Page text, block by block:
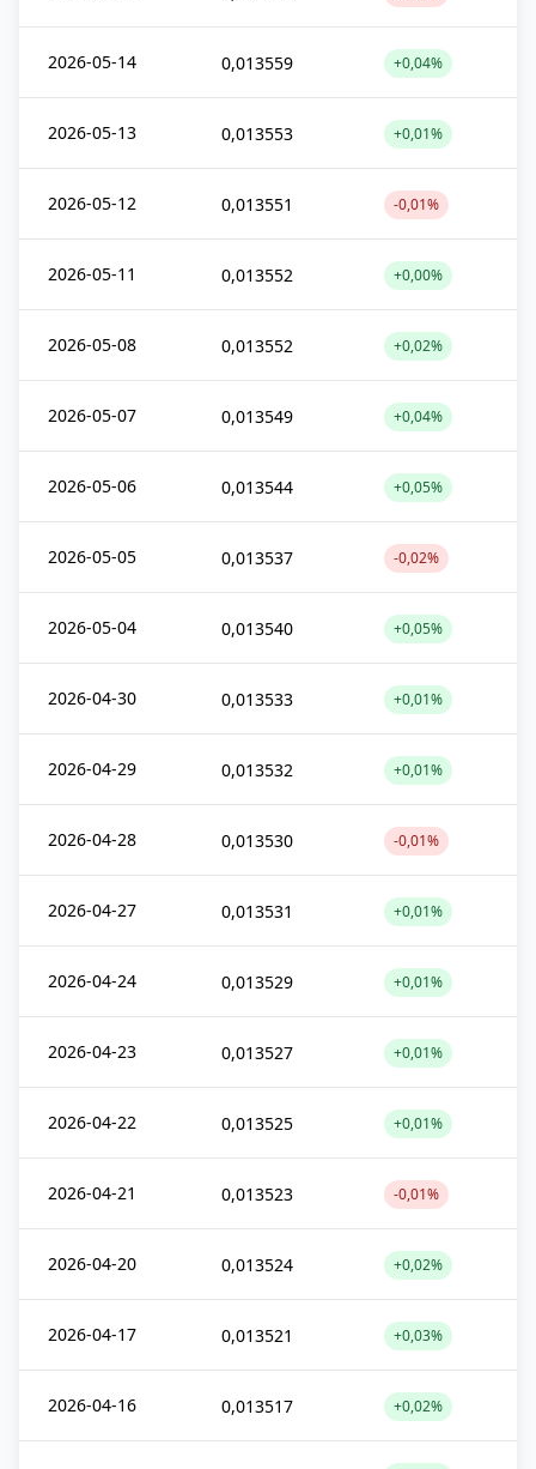
2026-05-14 0,013559 +0,04%
2026-05-13 0,013553 +0,01%
2026-05-12 0,013551 -0,01%
2026-05-11 0,013552 +0,00%
2026-05-08 0,013552 +0,02%
2026-05-07 0,013549 +0,04%
2026-05-06 0,013544 +0,05%
2026-05-05 0,013537 -0,02%
2026-05-04 0,013540 +0,05%
2026-04-30 0,013533 +0,01%
2026-04-29 0,013532 +0,01%
2026-04-28 0,013530 -0,01%
2026-04-27 0,013531 +0,01%
2026-04-24 0,013529 +0,01%
2026-04-23 0,013527 +0,01%
2026-04-22 0,013525 +0,01%
2026-04-21 0,013523 -0,01%
2026-04-20 0,013524 +0,02%
2026-04-17 0,013521 +0,03%
2026-04-16 0,013517 +0,02%